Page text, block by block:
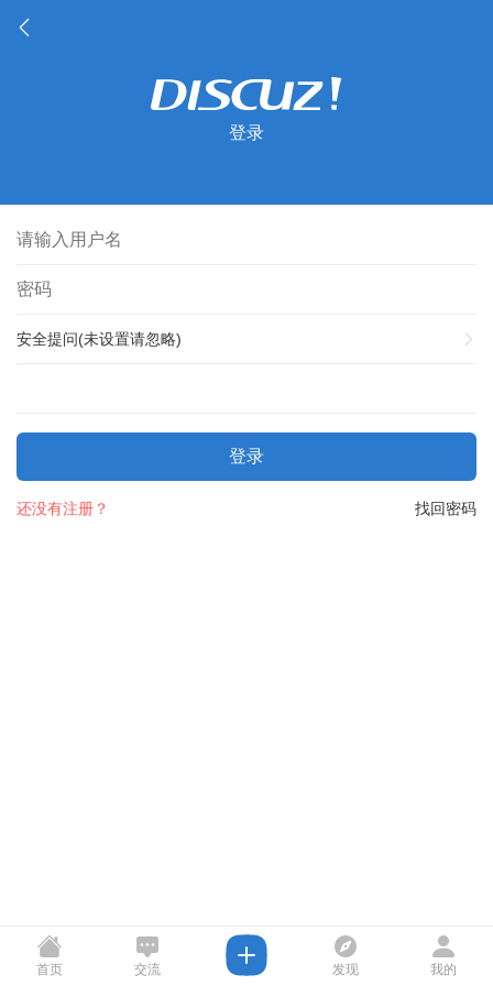
登录
安全提问(未设置请忽略)
登录
找回密码
还没有注册？
首页 交流 发现 我的